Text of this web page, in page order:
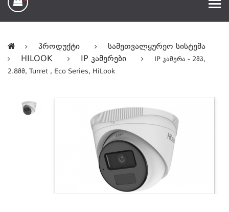
Პროდუქტი
Სამეთვალყურეო Სისტემა
HILOOK
IP Კამერები
IP Კამერა - 2მპ,
2.8მმ, Turret , Eco Series, HiLook